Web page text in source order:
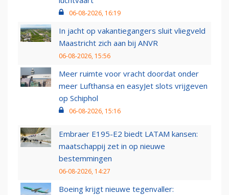
06-08-2026, 16:19
In jacht op vakantiegangers sluit vliegveld
Maastricht zich aan bij ANVR
06-08-2026, 15:56
Meer ruimte voor vracht doordat onder
meer Lufthansa en easyJet slots vrijgeven
op Schiphol
06-08-2026, 15:16
Embraer E195-E2 biedt LATAM kansen:
maatschappij zet in op nieuwe
bestemmingen
06-08-2026, 14:27
Boeing krijgt nieuwe tegenvaller: